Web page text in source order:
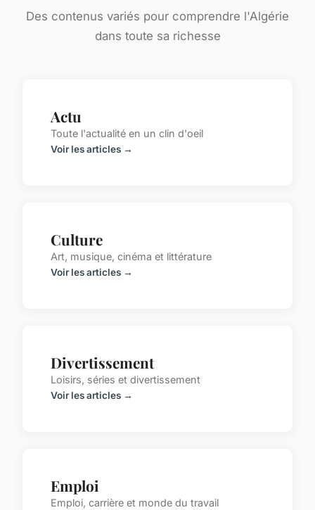
Des contenus variés pour comprendre l'Algérie
dans toute sa richesse
Actu
Toute l'actualité en un clin d'oeil
Voir les articles →
Culture
Art, musique, cinéma et littérature
Voir les articles →
Divertissement
Loisirs, séries et divertissement
Voir les articles →
Emploi
Emploi, carrière et monde du travail